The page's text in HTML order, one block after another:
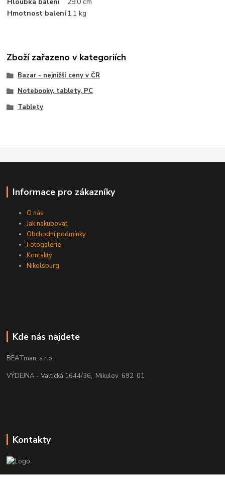
Hmotnost balení1.1 kg
Zboží zařazeno v kategoriích
Bazar - nejnižší ceny v ČR
Notebooky, tablety, PC
Tablety
Informace pro zákazníky
O nás
Jak nakupovat
Obchodní podmínky
Fotogalerie
Kontakty
Nikolsburg
Kde nás najdete
BEATman, s.r.o.
VÝDEJNA - Valtická 1644/36, Mikulov 692 01
Kontakty